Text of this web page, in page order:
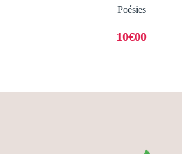
Poésies
10€00